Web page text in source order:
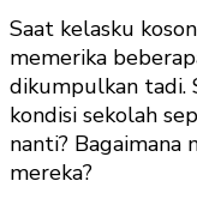
Saat kelasku
memerika
dikumpulkan tadi.
kondisi sekolah
nanti? Bagaimana
mereka?